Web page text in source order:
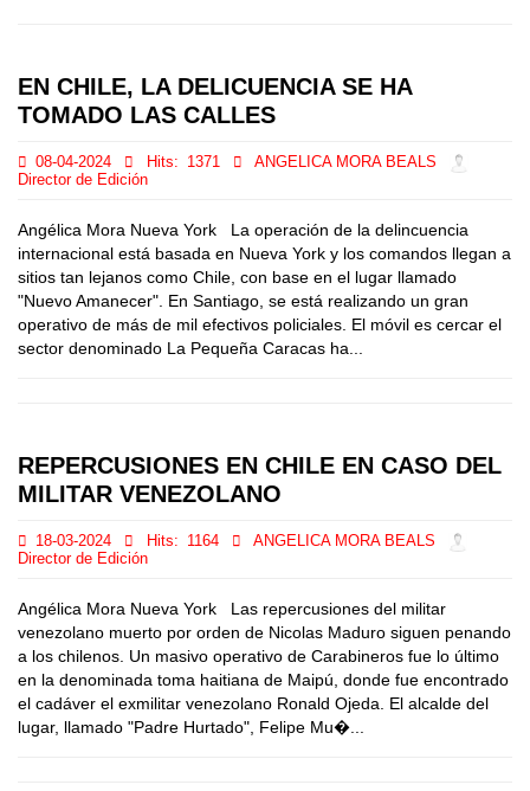
EN CHILE, LA DELICUENCIA SE HA
TOMADO LAS CALLES
08-04-2024 Hits: 1371
ANGELICA MORA BEALS
Director de Edición
Angélica Mora Nueva York La operación de la delincuencia
internacional está basada en Nueva York y los comandos llegan a
sitios tan lejanos como Chile, con base en el lugar llamado
"Nuevo Amanecer". En Santiago, se está realizando un gran
operativo de más de mil efectivos policiales. El móvil es cercar el
sector denominado La Pequeña Caracas ha...
REPERCUSIONES EN CHILE EN CASO DEL
MILITAR VENEZOLANO
18-03-2024 Hits: 1164
ANGELICA MORA BEALS
Director de Edición
Angélica Mora Nueva York Las repercusiones del militar
venezolano muerto por orden de Nicolas Maduro siguen penando
a los chilenos. Un masivo operativo de Carabineros fue lo último
en la denominada toma haitiana de Maipú, donde fue encontrado
el cadáver el exmilitar venezolano Ronald Ojeda. El alcalde del
lugar, llamado "Padre Hurtado", Felipe Mu�...